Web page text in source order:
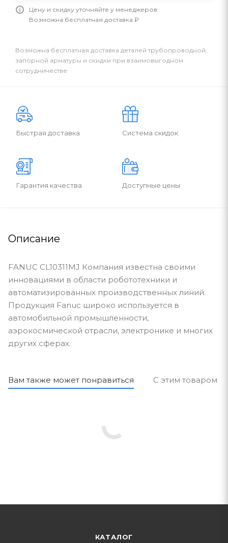
Цену и скидку уточняйте у менеджеров
Возможна бесплатная доставка ₽
Возможна бесплатная доставка деталей трубопроводной,
запорной арматуры и скидки при взаимовыгодном
сотрудничестве
Быстрая доставка Система скидок
Гарантия качества Доступные цены
Описание
FANUC CL10311MJ Компания известна своими
инновациями в области робототехники и
автоматизированных производственных линий.
Продукция Fanuc широко используется в
автомобильной промышленности,
аэрокосмической отрасли, электронике и многих
других сферах.
Вам также может понравиться С этим товаром
КАТАЛОГ